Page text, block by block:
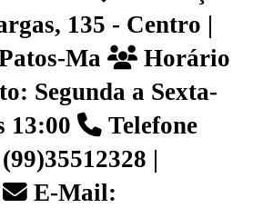
135 - Centro |
Ma
Horário
Segunda a Sexta-
13:00
Telefone
|
E-Mail: